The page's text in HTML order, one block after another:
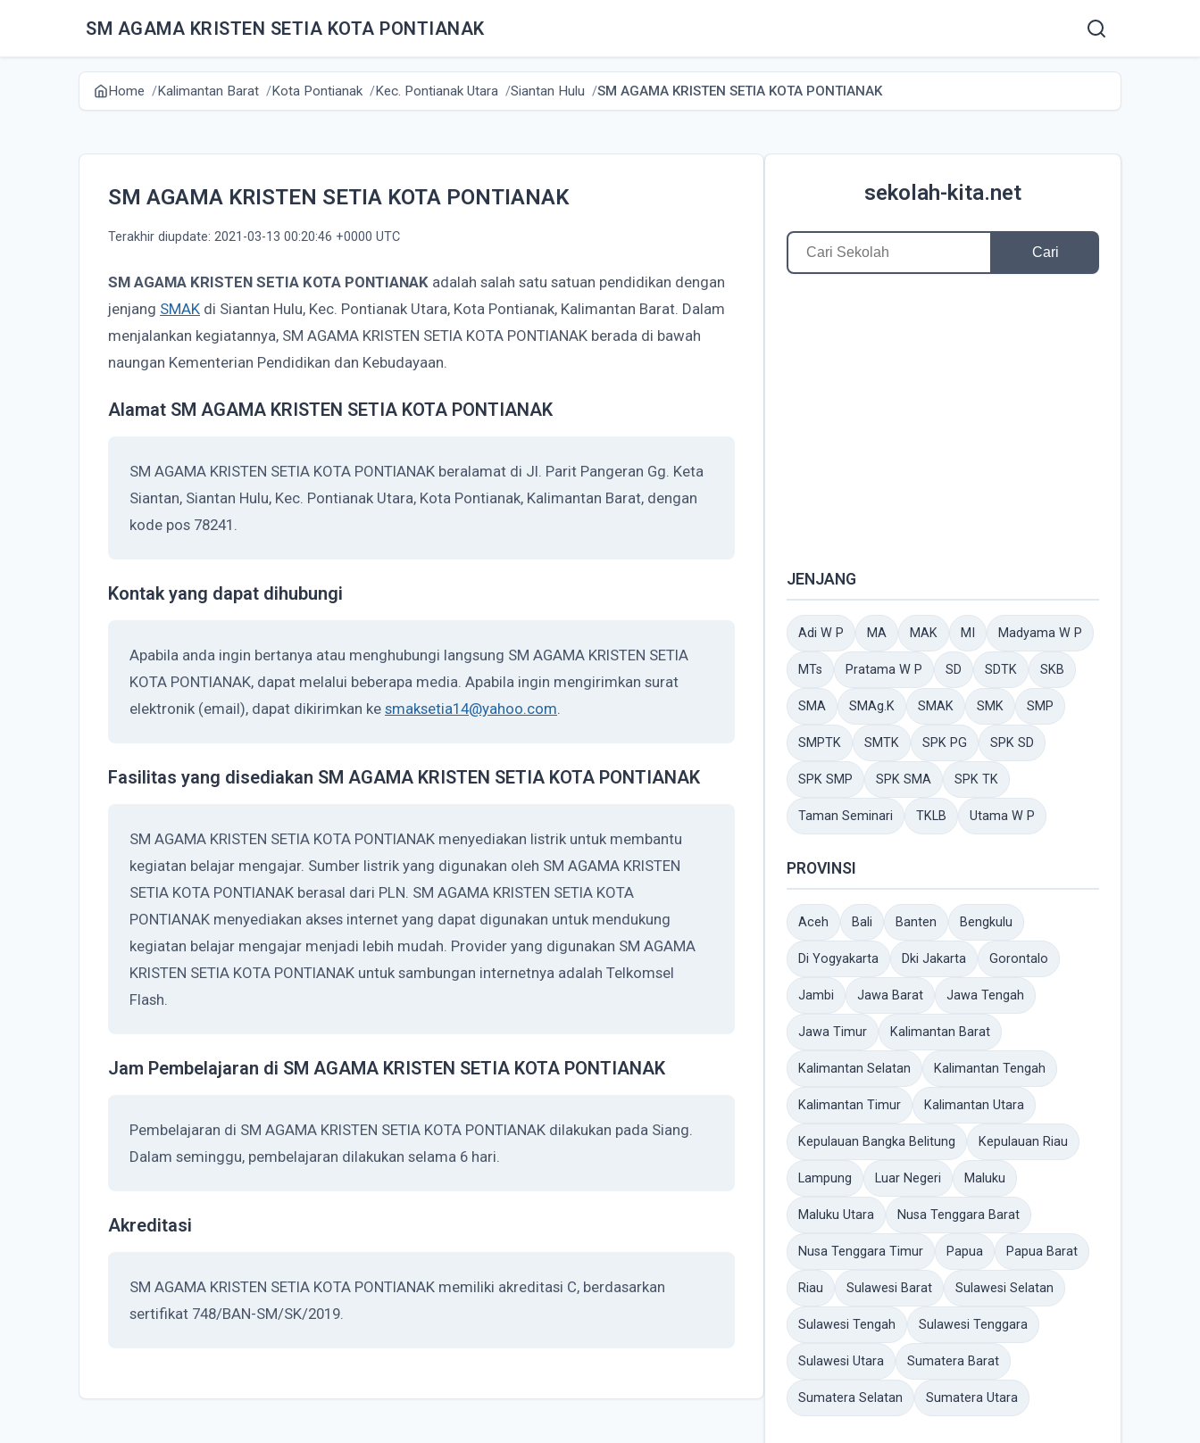
SM AGAMA KRISTEN SETIA KOTA PONTIANAK
Home Kalimantan Barat Kota Pontianak Kec. Pontianak Utara Siantan Hulu SM AGAMA KRISTEN SETIA KOTA PONTIANAK
SM AGAMA KRISTEN SETIA KOTA PONTIANAK
Terakhir diupdate: 2021-03-13 00:20:46 +0000 UTC
SM AGAMA KRISTEN SETIA KOTA PONTIANAK adalah salah satu satuan pendidikan dengan
jenjang SMAK di Siantan Hulu, Kec. Pontianak Utara, Kota Pontianak, Kalimantan Barat. Dalam
menjalankan kegiatannya, SM AGAMA KRISTEN SETIA KOTA PONTIANAK berada di bawah
naungan Kementerian Pendidikan dan Kebudayaan.
Alamat SM AGAMA KRISTEN SETIA KOTA PONTIANAK
SM AGAMA KRISTEN SETIA KOTA PONTIANAK beralamat di Jl. Parit Pangeran Gg. Keta
Siantan, Siantan Hulu, Kec. Pontianak Utara, Kota Pontianak, Kalimantan Barat, dengan
kode pos 78241.
Kontak yang dapat dihubungi
Apabila anda ingin bertanya atau menghubungi langsung SM AGAMA KRISTEN SETIA
KOTA PONTIANAK, dapat melalui beberapa media. Apabila ingin mengirimkan surat
elektronik (email), dapat dikirimkan ke smaksetia14@yahoo.com.
Fasilitas yang disediakan SM AGAMA KRISTEN SETIA KOTA PONTIANAK
SM AGAMA KRISTEN SETIA KOTA PONTIANAK menyediakan listrik untuk membantu
kegiatan belajar mengajar. Sumber listrik yang digunakan oleh SM AGAMA KRISTEN
SETIA KOTA PONTIANAK berasal dari PLN. SM AGAMA KRISTEN SETIA KOTA
PONTIANAK menyediakan akses internet yang dapat digunakan untuk mendukung
kegiatan belajar mengajar menjadi lebih mudah. Provider yang digunakan SM AGAMA
KRISTEN SETIA KOTA PONTIANAK untuk sambungan internetnya adalah Telkomsel
Flash.
Jam Pembelajaran di SM AGAMA KRISTEN SETIA KOTA PONTIANAK
Pembelajaran di SM AGAMA KRISTEN SETIA KOTA PONTIANAK dilakukan pada Siang.
Dalam seminggu, pembelajaran dilakukan selama 6 hari.
Akreditasi
SM AGAMA KRISTEN SETIA KOTA PONTIANAK memiliki akreditasi C, berdasarkan
sertifikat 748/BAN-SM/SK/2019.
sekolah-kita.net
Cari
JENJANG
Adi W P MA MAK MI Madyama W P
MTs Pratama W P SD SDTK SKB
SMA SMAg.K SMAK SMK SMP
SMPTK SMTK SPK PG SPK SD
SPK SMP SPK SMA SPK TK
Taman Seminari TKLB Utama W P
PROVINSI
Aceh Bali Banten Bengkulu
Di Yogyakarta Dki Jakarta Gorontalo
Jambi Jawa Barat Jawa Tengah
Jawa Timur Kalimantan Barat
Kalimantan Selatan Kalimantan Tengah
Kalimantan Timur Kalimantan Utara
Kepulauan Bangka Belitung Kepulauan Riau
Lampung Luar Negeri Maluku
Maluku Utara Nusa Tenggara Barat
Nusa Tenggara Timur Papua Papua Barat
Riau Sulawesi Barat Sulawesi Selatan
Sulawesi Tengah Sulawesi Tenggara
Sulawesi Utara Sumatera Barat
Sumatera Selatan Sumatera Utara